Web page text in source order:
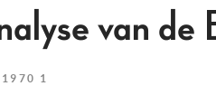
van de
1970 1